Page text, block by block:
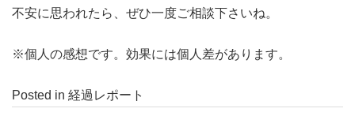
不安に思われたら、ぜひ一度ご相談下さいね。
※個人の感想です。効果には個人差があります。
Posted in 経過レポート